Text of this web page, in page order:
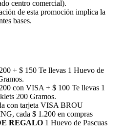
centro comercial).
de esta promoción implica la
bases.
+ $ 150 Te llevas 1 Huevo de
con VISA + $ 100 Te llevas 1
200 Gramos.
con tarjeta VISA BROU
cada $ 1.200 en compras
REGALO 1 Huevo de Pascuas